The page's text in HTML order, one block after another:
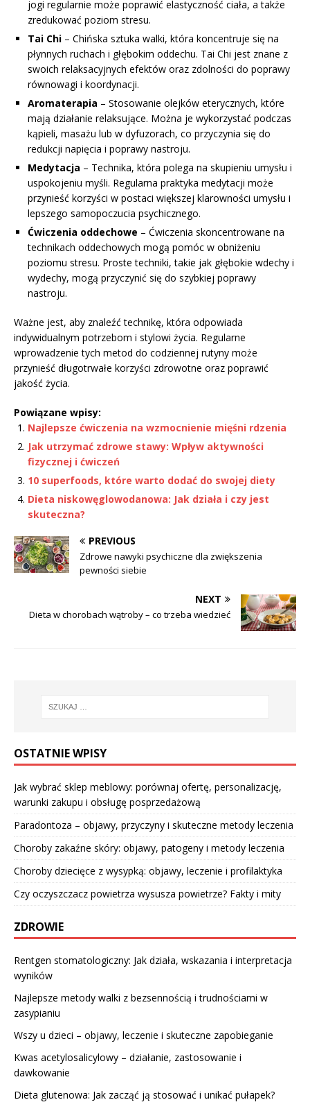
jogi regularnie może poprawić elastyczność ciała, a także
zredukować poziom stresu.
Tai Chi – Chińska sztuka walki, która koncentruje się na
płynnych ruchach i głębokim oddechu. Tai Chi jest znane z
swoich relaksacyjnych efektów oraz zdolności do poprawy
równowagi i koordynacji.
Aromaterapia – Stosowanie olejków eterycznych, które
mają działanie relaksujące. Można je wykorzystać podczas
kąpieli, masażu lub w dyfuzorach, co przyczynia się do
redukcji napięcia i poprawy nastroju.
Medytacja – Technika, która polega na skupieniu umysłu i
uspokojeniu myśli. Regularna praktyka medytacji może
przynieść korzyści w postaci większej klarowności umysłu i
lepszego samopoczucia psychicznego.
Ćwiczenia oddechowe – Ćwiczenia skoncentrowane na
technikach oddechowych mogą pomóc w obniżeniu
poziomu stresu. Proste techniki, takie jak głębokie wdechy i
wydechy, mogą przyczynić się do szybkiej poprawy
nastroju.
Ważne jest, aby znaleźć technikę, która odpowiada
indywidualnym potrzebom i stylowi życia. Regularne
wprowadzenie tych metod do codziennej rutyny może
przynieść długotrwałe korzyści zdrowotne oraz poprawić
jakość życia.
Powiązane wpisy:
Najlepsze ćwiczenia na wzmocnienie mięśni rdzenia
Jak utrzymać zdrowe stawy: Wpływ aktywności
fizycznej i ćwiczeń
10 superfoods, które warto dodać do swojej diety
Dieta niskowęglowodanowa: Jak działa i czy jest
skuteczna?
PREVIOUS
Zdrowe nawyki psychiczne dla zwiększenia
pewności siebie
NEXT
Dieta w chorobach wątroby – co trzeba wiedzieć
OSTATNIE WPISY
Jak wybrać sklep meblowy: porównaj ofertę, personalizację,
warunki zakupu i obsługę posprzedażową
Paradontoza – objawy, przyczyny i skuteczne metody leczenia
Choroby zakaźne skóry: objawy, patogeny i metody leczenia
Choroby dziecięce z wysypką: objawy, leczenie i profilaktyka
Czy oczyszczacz powietrza wysusza powietrze? Fakty i mity
ZDROWIE
Rentgen stomatologiczny: Jak działa, wskazania i interpretacja
wyników
Najlepsze metody walki z bezsennością i trudnościami w
zasypianiu
Wszy u dzieci – objawy, leczenie i skuteczne zapobieganie
Kwas acetylosalicylowy – działanie, zastosowanie i
dawkowanie
Dieta glutenowa: Jak zacząć ją stosować i unikać pułapek?